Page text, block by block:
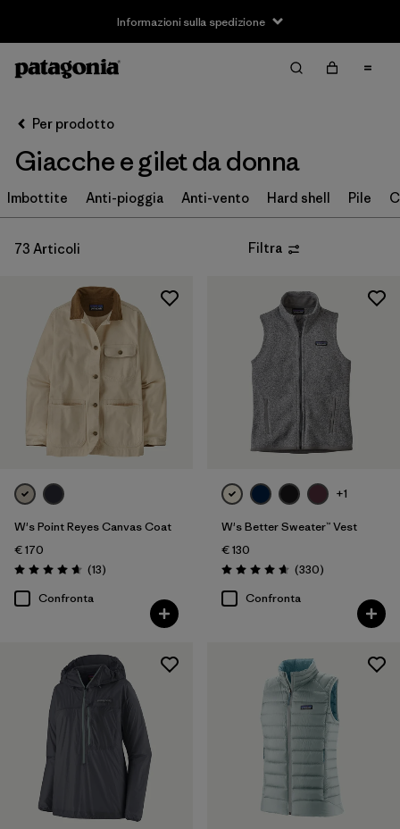
Informazioni sulla spedizione
Filtra per
Taglia
XS (71)
S (72)
(72)
XL
(36)
Filtra per
Prezzo
Filtra per
Caratteristiche
Per prodotto
Giacche e gilet da donna
Imbottite Anti-pioggia Anti-vento Hard shell Pile
73 Articoli Filtra
W's Point Reyes Canvas Coat
€ 170
Valutazione: 4.7 / 5
(13Recensioni
)
Confronta
+1
W's Better Sweater™ Vest
€ 130
Valutazione: 4.7 / 5
(330Recensioni
)
Confronta